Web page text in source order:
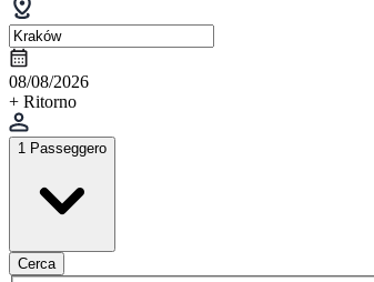
08/08/2026
+ Ritorno
1 Passeggero
Cerca